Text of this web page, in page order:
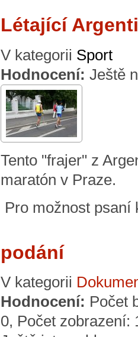
Létající
V kategorii Sport
Hodnocení: Ještě
Tento "frajer" z
maratón v Praze.
Pro možnost
podání
V kategorii
Hodnocení: Počet
0, Počet zobrazení: